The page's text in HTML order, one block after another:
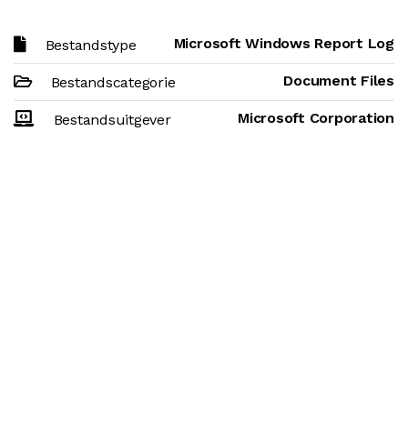
Bestandstype Microsoft Windows Report Log
Bestandscategorie Document Files
Bestandsuitgever Microsoft Corporation